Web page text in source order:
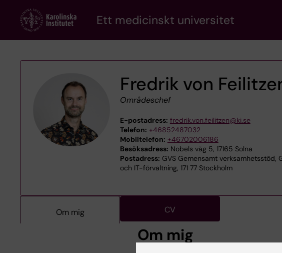
content
Ett medicinskt universitet
Fredrik von
Områdeschef
E-postadress: fredrik.von.feilitzen@ki.se
Telefon: +46852487032
Mobiltelefon: +46702006186
Besöksadress: Nobels väg 5, 17165 Solna
Postadress: GVS Gemensamt verksamhetsstöd,
och IT-förvaltning, 171 77 Stockholm
Om mig CV
Om mig